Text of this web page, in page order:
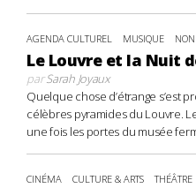
AGENDA CULTUREL MUSIQUE
Le Louvre et la Nuit
parSarah Joyaux
Quelque chose d’étrange s’est
célèbres pyramides du Louvre.
une fois les portes du musée
CINÉMA CULTURE & ARTS THÉÂTRE